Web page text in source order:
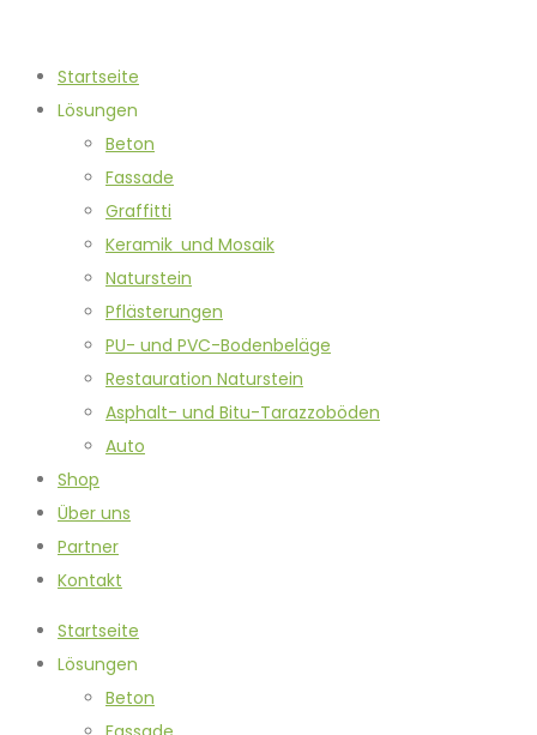
Startseite
Lösungen
Beton
Fassade
Graffitti
Keramik und Mosaik
Naturstein
Pflästerungen
PU- und PVC-Bodenbeläge
Restauration Naturstein
Asphalt- und Bitu-Tarazzoböden
Auto
Shop
Über uns
Partner
Kontakt
Startseite
Lösungen
Beton